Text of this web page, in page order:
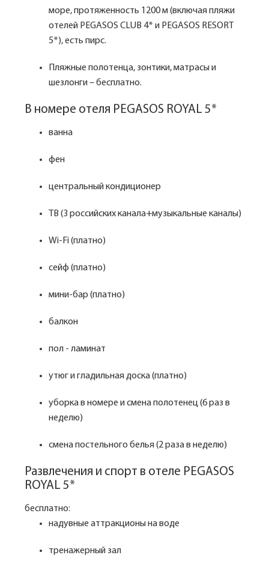
море, протяженность 1200 м (включая пляжи
отелей PEGASOS CLUB 4* и PEGASOS RESORT
5*), есть пирс.
Пляжные полотенца, зонтики, матрасы и
шезлонги – бесплатно.
В номере отеля PEGASOS ROYAL 5*
ванна
фен
центральный кондиционер
ТВ (3 российских канала+музыкальные каналы)
Wi-Fi (платно)
сейф (платно)
мини-бар (платно)
балкон
пол - ламинат
утюг и гладильная доска (платно)
уборка в номере и смена полотенец (6 раз в
неделю)
смена постельного белья (2 раза в неделю)
Развлечения и спорт в отеле PEGASOS
ROYAL 5*
бесплатно:
надувные аттракционы на воде
тренажерный зал